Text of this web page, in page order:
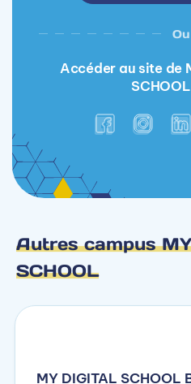
Ou
Accéder au site de
SCHOOL
Autres campus
SCHOOL
MY DIGITAL